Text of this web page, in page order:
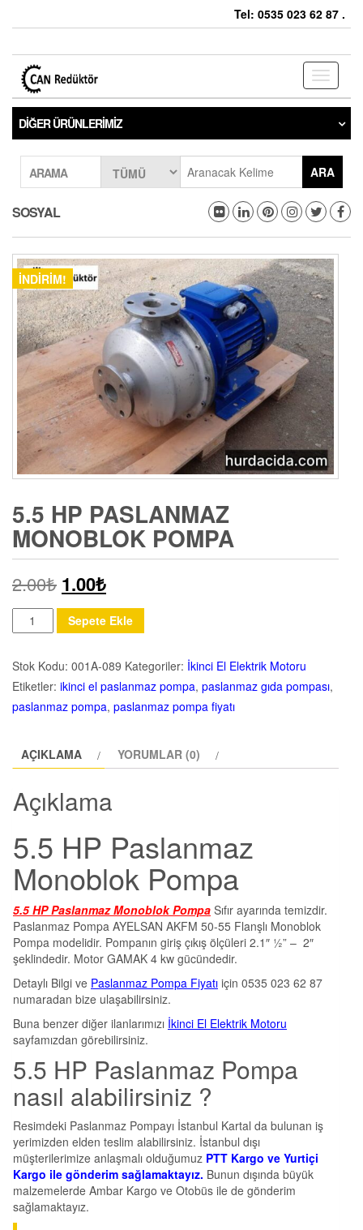
Tel: 0535 023 62 87 .
Toggle
DIĞER ÜRÜNLERIMIZ
ARAMA ARA
SOSYAL
İNDIRIM!
5.5 HP PASLANMAZ
MONOBLOK POMPA
2.00₺ 1.00₺
Miktar Sepete Ekle
Stok Kodu: 001A-089 Kategoriler: İkinci El Elektrik Motoru
Etiketler: ikinci el paslanmaz pompa, paslanmaz gıda pompası,
paslanmaz pompa, paslanmaz pompa fiyatı
AÇIKLAMA YORUMLAR (0)
Açıklama
5.5 HP Paslanmaz
Monoblok Pompa
5.5 HP Paslanmaz Monoblok Pompa Sıfır ayarında temizdir.
Paslanmaz Pompa AYELSAN AKFM 50-55 Flanşlı Monoblok
Pompa modelidir. Pompanın giriş çıkış ölçüleri 2.1″ ½” – 2″
şeklindedir. Motor GAMAK 4 kw gücündedir.
Detaylı Bilgi ve Paslanmaz Pompa Fiyatı için 0535 023 62 87
numaradan bize ulaşabilirsiniz.
Buna benzer diğer ilanlarımızı İkinci El Elektrik Motoru
sayfamızdan görebilirsiniz.
5.5 HP Paslanmaz Pompa
nasıl alabilirsiniz ?
Resimdeki Paslanmaz Pompayı İstanbul Kartal da bulunan iş
yerimizden elden teslim alabilirsiniz. İstanbul dışı
müşterilerimize anlaşmalı olduğumuz PTT Kargo ve Yurtiçi
Kargo ile gönderim sağlamaktayız. Bunun dışında büyük
malzemelerde Ambar Kargo ve Otobüs ile de gönderim
sağlamaktayız.